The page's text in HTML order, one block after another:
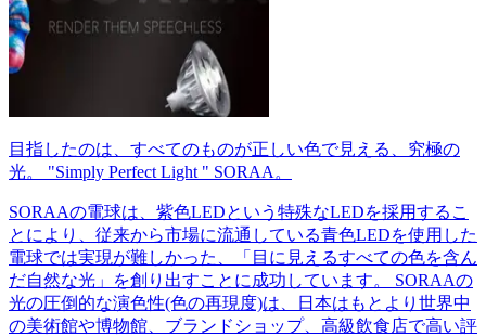
目指したのは、すべてのものが正しい色で見える、究極の
光。 "Simply Perfect Light " SORAA。
SORAAの電球は、紫色LEDという特殊なLEDを採用するこ
とにより、従来から市場に流通している青色LEDを使用した
電球では実現が難しかった、「目に見えるすべての色を含ん
だ自然な光」を創り出すことに成功しています。 SORAAの
光の圧倒的な演色性(色の再現度)は、日本はもとより世界中
の美術館や博物館、ブランドショップ、高級飲食店で高い評